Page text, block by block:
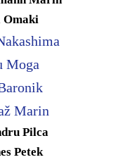
Omaki
Moga
Marin
Pilca
Petek